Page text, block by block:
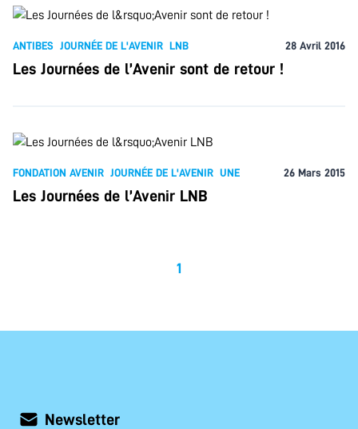
ANTIBES JOURNÉE DE L'AVENIR LNB 28 Avril 2016
Les Journées de l’Avenir sont de retour !
FONDATION AVENIR JOURNÉE DE L'AVENIR UNE 26 Mars 2015
Les Journées de l’Avenir LNB
1
Newsletter